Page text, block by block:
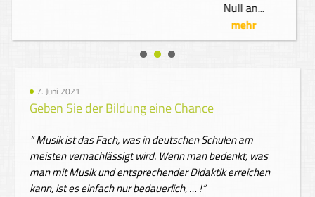
7. Juni 2021
Geben Sie der Bildung eine Chance
“ Musik ist das Fach, was in deutschen Schulen am
meisten vernachlässigt wird. Wenn man bedenkt, was
man mit Musik und entsprechender Didaktik erreichen
kann, ist es einfach nur bedauerlich, … !“